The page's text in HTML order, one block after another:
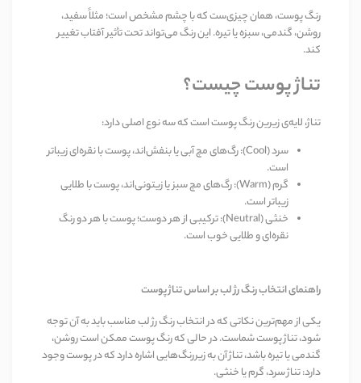
رنگ پوست، همان چیزی‌ست که با چشم مشخص است؛ مثلاً سفید،
روشن، گندمی، سبزه یا تیره. این رنگ می‌تواند تحت تأثیر آفتاب تغییر
کند.
تناژ پوست چیست؟
تناژ، لایه‌ی زیرین رنگ پوست است که سه نوع اصلی دارد:
سرد (Cool): رگ‌های مچ آبی یا بنفش‌اند، پوست با نقره‌ای زیباتر
است.
گرم (Warm): رگ‌های مچ سبز یا زیتونی‌اند، پوست با طلایی
زیباتر است.
خنثی (Neutral): ترکیبی از هر دوست؛ پوست با هر دو رنگ
نقره‌ای و طلایی خوب است.
راهنمای انتخاب رنگ رژ لب بر اساس تناژ پوست
یکی از مهم‌ترین نکاتی که در انتخاب رنگ رژ لب مناسب باید به آن توجه
شود، تناژ پوست شماست. در حالی که رنگ پوست ممکن است روشن،
گندمی یا تیره باشد، تناژ آن به زیررنگ‌هایی اشاره دارد که در پوست وجود
دارد: تناژ سرد، گرم یا خنثی.